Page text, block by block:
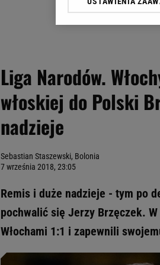
Liga Narodów.
włoskiej do Polski
nadzieje
Sebastian Staszewski, Bolonia
7 września 2018, 23:05
Remis i duże nadzieje - tym po
pochwalić się Jerzy Brzęczek.
Włochami 1:1 i zapewnili
Klikając „Akceptuję”
Zaufanych Partnerów i
My, nasi Zaufani
Przechowywanie
badnie odbiorców i